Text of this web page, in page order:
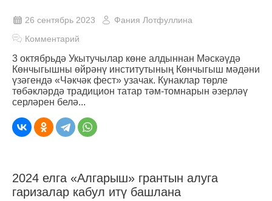
26 сентябрь 2023
Фания Лотфуллина
Комментарий
3 октябрьдә Укытучылар көне алдыннан Мәскәүдә
Көнчыгышны өйрәнү институтының Көнчыгыш мәдәни
үзәгендә «Чәкчәк фест» узачак. Кунаклар төрле
төбәкләрдә традицион татар тәм-томнарын әзерләү
серләрен белә...
2024 елга «Алгарыш» грантын алуга
гаризалар кабул итү башлана